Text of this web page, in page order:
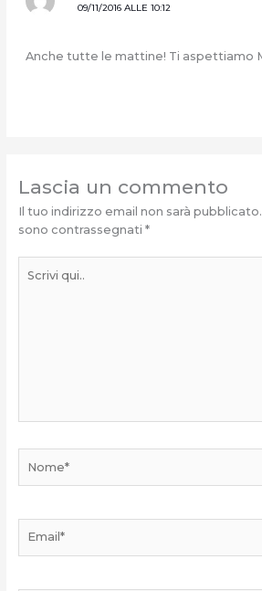
09/11/2016 ALLE 10:12
Anche tutte le mattine! Ti aspettiamo
Lascia un commento
Il tuo indirizzo email non sarà pubblicato.
sono contrassegnati *
qui..